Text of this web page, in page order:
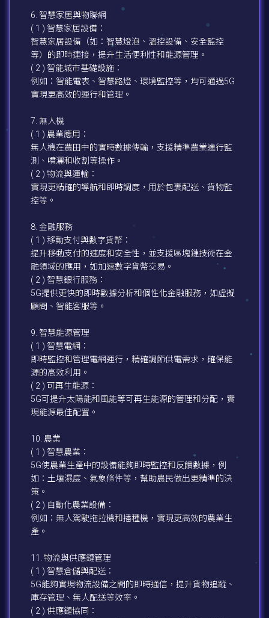
6. 智慧家居與物聯網
( 1 ) 智慧家居設備：
智慧家居設備（如：智慧燈泡、溫控設備、安全監控
等）的即時連接，提升生活便利性和能源管理。
( 2 ) 智能城市基礎設施：
例如：智能電表、智慧路燈、環境監控等，均可通過5G
實現更高效的運行和管理。
7. 無人機
( 1 ) 農業應用：
無人機在農田中的實時數據傳輸，支援精準農業進行監
測、噴灑和收割等操作。
( 2 ) 物流與運輸：
實現更精確的導航和即時調度，用於包裹配送、貨物監
控等。
8. 金融服務
( 1 ) 移動支付與數字貨幣：
提升移動支付的速度和安全性，並支援區塊鏈技術在金
融領域的應用，如加速數字貨幣交易。
( 2 ) 智慧銀行服務：
5G提供更快的即時數據分析和個性化金融服務，如虛擬
顧問、智能客服等。
9. 智慧能源管理
( 1 ) 智慧電網：
即時監控和管理電網運行，精確調節供電需求，確保能
源的高效利用。
( 2 ) 可再生能源：
5G可提升太陽能和風能等可再生能源的管理和分配，實
現能源最佳配置。
10. 農業
( 1 ) 智慧農業：
5G使農業生產中的設備能夠即時監控和反饋數據，例
如：土壤濕度、氣象條件等，幫助農民做出更精準的決
策。
( 2 ) 自動化農業設備：
例如：無人駕駛拖拉機和播種機，實現更高效的農業生
產。
11. 物流與供應鏈管理
( 1 ) 智慧倉儲與配送：
5G能夠實現物流設備之間的即時通信，提升貨物追蹤、
庫存管理、無人配送等效率。
( 2 ) 供應鏈協同：